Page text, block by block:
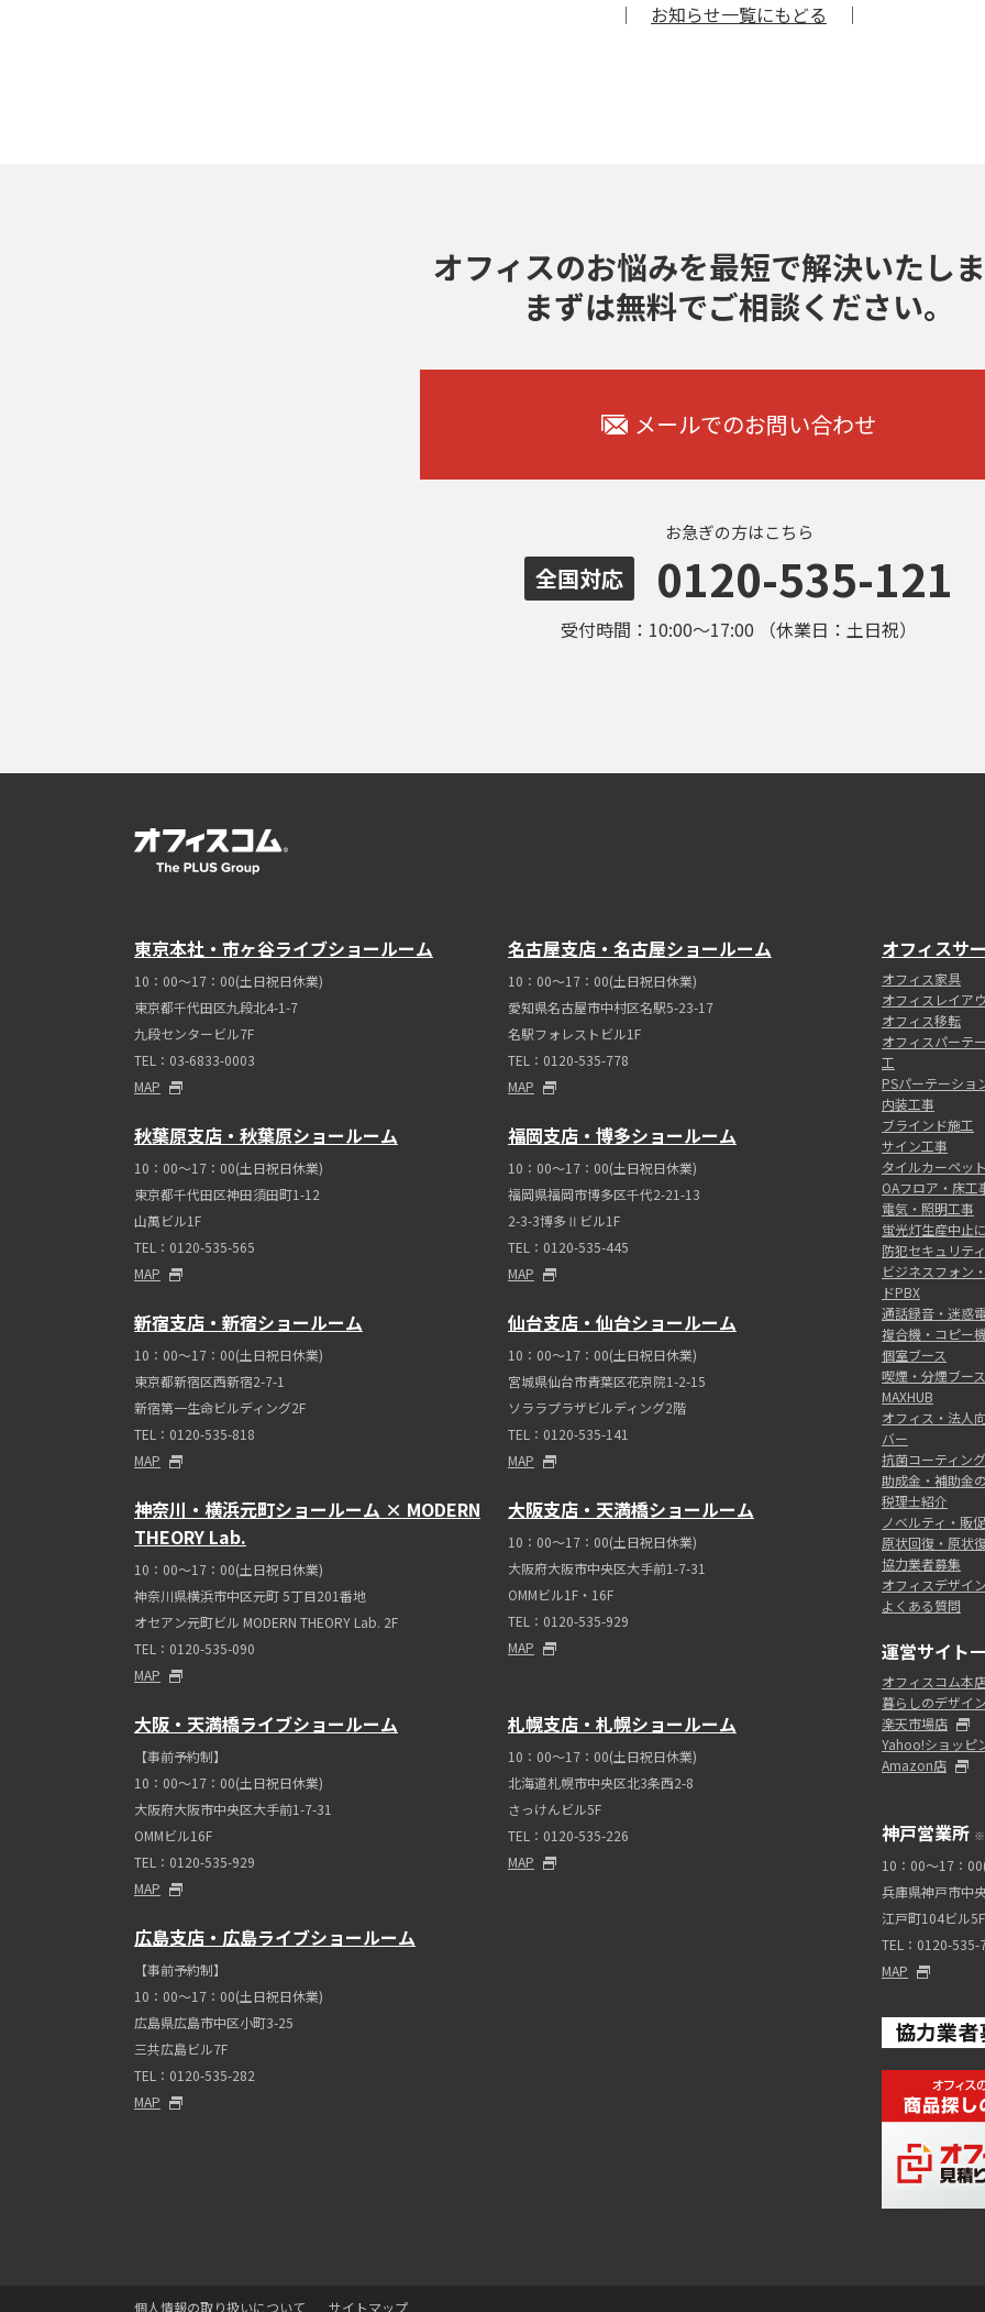
｜ お知らせ一覧にもどる ｜
オフィスのお悩みを最短で解決いたし
まずは無料でご相談ください。
メールでのお問い合わせ
お急ぎの方はこちら
全国対応 0120-535-121
受付時間：10:00～17:00 （休業日：土日祝）
東京本社・市ヶ谷ライブショールーム
10：00～17：00(土日祝日休業)
東京都千代田区九段北4-1-7
九段センタービル7F
TEL：03-6833-0003
MAP
名古屋支店・名古屋ショールーム
10：00～17：00(土日祝日休業)
愛知県名古屋市中村区名駅5-23-17
名駅フォレストビル1F
TEL：0120-535-778
MAP
秋葉原支店・秋葉原ショールーム
10：00～17：00(土日祝日休業)
東京都千代田区神田須田町1-12
山萬ビル1F
TEL：0120-535-565
MAP
福岡支店・博多ショールーム
10：00～17：00(土日祝日休業)
福岡県福岡市博多区千代2-21-13
2-3-3博多Ⅱビル1F
TEL：0120-535-445
MAP
新宿支店・新宿ショールーム
10：00～17：00(土日祝日休業)
東京都新宿区西新宿2-7-1
新宿第一生命ビルディング2F
TEL：0120-535-818
MAP
仙台支店・仙台ショールーム
10：00～17：00(土日祝日休業)
宮城県仙台市青葉区花京院1-2-15
ソララプラザビルディング2階
TEL：0120-535-141
MAP
神奈川・横浜元町ショールーム × MODERN
THEORY Lab.
10：00～17：00(土日祝日休業)
神奈川県横浜市中区元町 5丁⽬201番地
オセアン元町ビル MODERN THEORY Lab. 2F
TEL：0120-535-090
MAP
大阪支店・天満橋ショールーム
10：00～17：00(土日祝日休業)
大阪府大阪市中央区大手前1-7-31
OMMビル1F・16F
TEL：0120-535-929
MAP
大阪・天満橋ライブショールーム
【事前予約制】
10：00～17：00(土日祝日休業)
大阪府大阪市中央区大手前1-7-31
OMMビル16F
TEL：0120-535-929
MAP
札幌支店・札幌ショールーム
10：00～17：00(土日祝日休業)
北海道札幌市中央区北3条西2-8
さっけんビル5F
TEL：0120-535-226
MAP
広島支店・広島ライブショールーム
【事前予約制】
10：00～17：00(土日祝日休業)
広島県広島市中区小町3-25
三共広島ビル7F
TEL：0120-535-282
MAP
オフィスサ
オフィス家具
オフィスレイア
オフィス移転
オフィスパーテ
工
PSパーテーショ
内装工事
ブラインド施工
サイン工事
タイルカーペッ
OAフロア・床工
電気・照明工事
蛍光灯生産中止
防犯セキュリティ
ビジネスフォン
ドPBX
通話録音・迷惑
複合機・コピー
個室ブース
喫煙・分煙ブース
MAXHUB
オフィス・法人
バー
抗菌コーティング
助成金・補助金
税理士紹介
ノベルティ・販
原状回復・原状
協力業者募集
オフィスデザイ
よくある質問
運営サイト
オフィスコム本
暮らしのデザイ
楽天市場店
Yahoo!ショッピ
Amazon店
神戸営業所 ※
10：00～17：
兵庫県神戸市中
江戸町104ビル
TEL：0120-535-
MAP
個人情報の取り扱いについて サイトマップ